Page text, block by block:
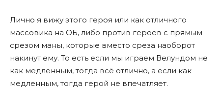
Лично я вижу этого героя или как отличного
массовика на ОБ, либо против героев с прямым
срезом маны, которые вместо среза наоборот
накинут ему. То есть если мы играем Велундом не
как медленным, тогда всё отлично, а если как
медленным, тогда герой не впечатляет.